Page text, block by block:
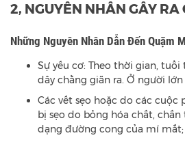
2, NGUYÊN NHÂN GÂY RA
Những Nguyên Nhân Dẫn Đến Quặm
Sự yếu cơ: Theo thời gian,
dây chằng giãn ra. Ở người
Các vết sẹo hoặc do các
bị sẹo do bỏng hóa chất,
dạng đường cong của mí mắt;